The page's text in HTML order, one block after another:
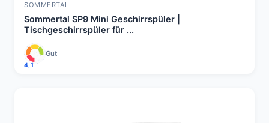
SOMMERTAL
Sommertal SP9 Mini Geschirrspüler |
Tischgeschirrspüler für ...
4,1
Gut